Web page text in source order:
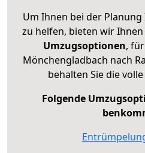
Um Ihnen bei der
zu helfen, bieten wir
Umzugsoptionen,
Mönchengladbach nach
behalten Sie die
Folgende